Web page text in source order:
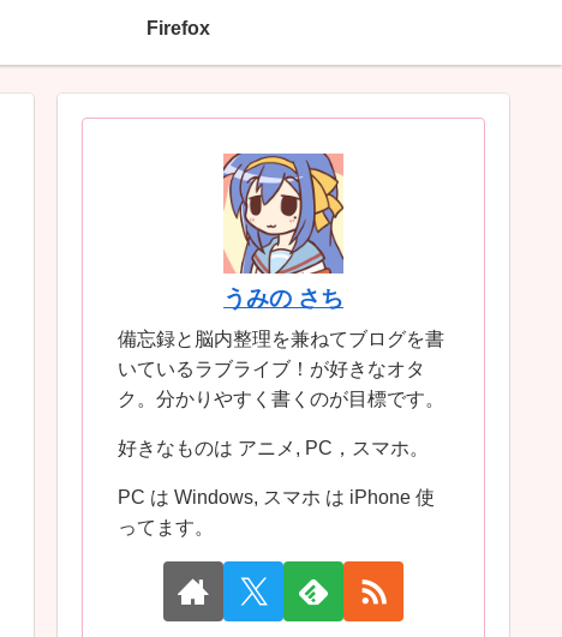
Firefox
うみの さち
備忘録と脳内整理を兼ねてブログを書
いているラブライブ！が好きなオタ
ク。分かりやすく書くのが目標です。
好きなものは アニメ, PC，スマホ。
PC は Windows, スマホ は iPhone 使
ってます。